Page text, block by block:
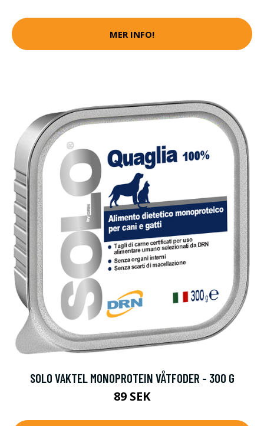
MER INFO!
SOLO VAKTEL MONOPROTEIN VÅTFODER - 300 G
89 SEK